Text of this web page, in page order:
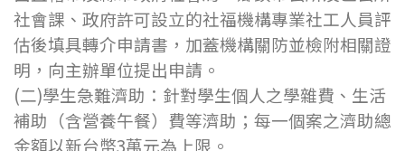
社會課、政府許可設立的社福機構專業社工人員評
估後填具轉介申請書，加蓋機構關防並檢附相關證
明，向主辦單位提出申請。
(二)學生急難濟助：針對學生個人之學雜費、生活
補助（含營養午餐）費等濟助；每一個案之濟助總
金額以新台幣3萬元為上限。